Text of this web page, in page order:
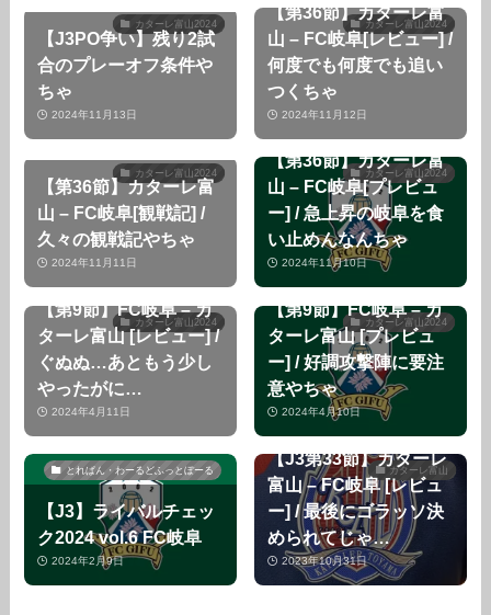
カターレ富山2024
【J3PO争い】残り2試
合のプレーオフ条件や
ちゃ
2024年11月13日
カターレ富山2024
【第36節】カターレ富
山 – FC岐阜[レビュー] /
何度でも何度でも追い
つくちゃ
2024年11月12日
カターレ富山2024
【第36節】カターレ富
山 – FC岐阜[観戦記] /
久々の観戦記やちゃ
2024年11月11日
カターレ富山2024
【第36節】カターレ富
山 – FC岐阜[プレビュ
ー] / 急上昇の岐阜を食
い止めんなんちゃ
2024年11月10日
カターレ富山2024
【第9節】FC岐阜 – カ
ターレ富山 [レビュー] /
ぐぬぬ…あともう少し
やったがに…
2024年4月11日
カターレ富山2024
【第9節】FC岐阜 – カ
ターレ富山 [プレビュ
ー] / 好調攻撃陣に要注
意やちゃ
2024年4月10日
とれぱん・わーるどふっとぼーる
【J3】ライバルチェッ
ク2024 vol.6 FC岐阜
2024年2月9日
カターレ富山
【J3第33節】カターレ
富山 – FC岐阜 [レビュ
ー] / 最後にゴラッソ決
められてじゃ…
2023年10月31日